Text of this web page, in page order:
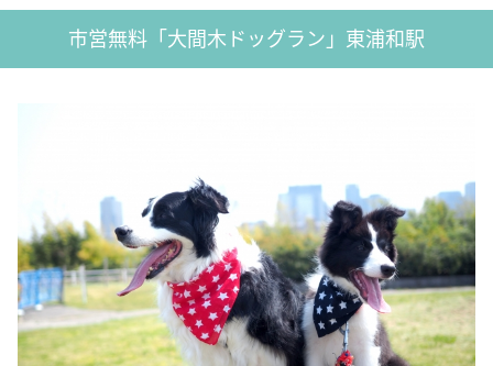
市営無料「大間木ドッグラン」東浦和駅